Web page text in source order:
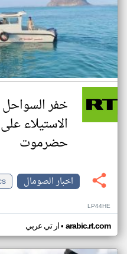
خفر السواحل
الاستيلاء
حضرموت
اخبار الصومال
LP44HE
ار تي عربي• arabic.rt.com